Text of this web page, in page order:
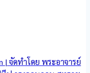
| จัดทำโดย พระอาจารย์